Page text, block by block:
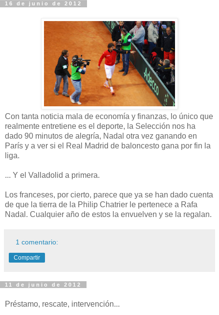
16 de junio de 2012
Con tanta noticia mala de economía y finanzas, lo único que
realmente entretiene es el deporte, la Selección nos ha
dado 90 minutos de alegría, Nadal otra vez ganando en
París y a ver si el Real Madrid de baloncesto gana por fin la
liga.
... Y el Valladolid a primera.
Los franceses, por cierto, parece que ya se han dado cuenta
de que la tierra de la Philip Chatrier le pertenece a Rafa
Nadal. Cualquier año de estos la envuelven y se la regalan.
1 comentario:
Compartir
11 de junio de 2012
Préstamo, rescate, intervención...